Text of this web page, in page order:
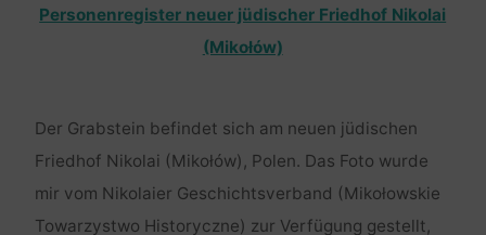
Personenregister neuer jüdischer Friedhof Nikolai
(Mikołów)
Der Grabstein befindet sich am neuen jüdischen
Friedhof Nikolai (Mikołów), Polen. Das Foto wurde
mir vom Nikolaier Geschichtsverband (Mikołowskie
Towarzystwo Historyczne) zur Verfügung gestellt,